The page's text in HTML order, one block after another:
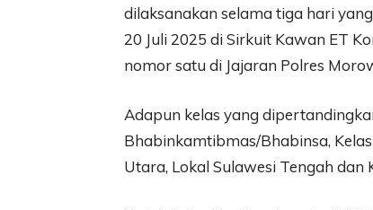
dilaksanakan selama tiga hari
20 Juli 2025 di Sirkuit Kawan ET
nomor satu di Jajaran Polres
Adapun kelas yang
Bhabinkamtibmas/Bhabinsa,
Utara, Lokal Sulawesi Tengah dan